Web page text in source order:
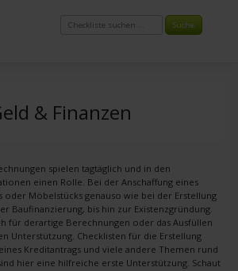
& Finanzen
spielen tagtäglich und in den
einen Rolle. Bei der Anschaffung eines
oder Möbelstücks genauso wie bei der Erstellung
Baufinanzierung, bis hin zur Existenzgründung.
für derartige Berechnungen oder das Ausfüllen
Unterstützung. Checklisten für die Erstellung
Kreditantrags und viele andere Themen rund
hier eine hilfreiche erste Unterstützung. Schaut